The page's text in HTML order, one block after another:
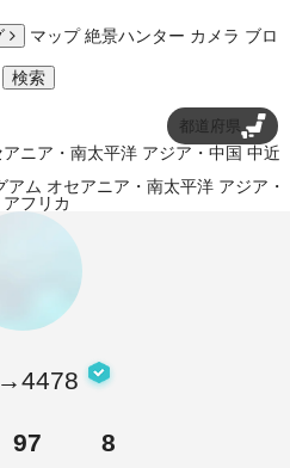
マップ 絶景ハンター カメラ ブロ
検索
都道府県
アニア・南太平洋 アジア・中国 中近
アム オセアニア・南太平洋 アジア・
アフリカ
97 8